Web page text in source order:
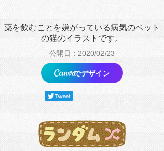
薬を飲むことを嫌がっている病気のペット
の猫のイラストです。
公開日：2020/02/23
でデザイン